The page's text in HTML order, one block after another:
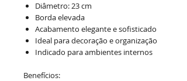
Diâmetro: 23 cm
Borda elevada
Acabamento elegante e sofisticado
Ideal para decoração e organização
Indicado para ambientes internos
Benefícios: